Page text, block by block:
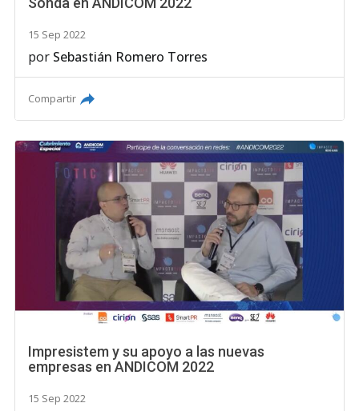
15 Sep 2022
por Sebastián Romero Torres
Compartir
Impresistem y su apoyo a las nuevas
empresas en ANDICOM 2022
15 Sep 2022